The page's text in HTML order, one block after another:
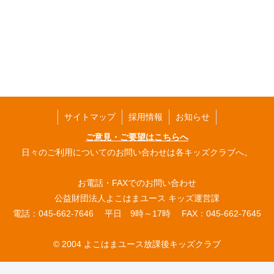
サイトマップ 採用情報 お知らせ
ご意見・ご要望はこちらへ
日々のご利用についてのお問い合わせは各キッズクラブへ。
お電話・FAXでのお問い合わせ
公益財団法人よこはまユース キッズ運営課
電話：045-662-7646 平日 9時～17時 FAX：045-662-7645
© 2004 よこはまユース放課後キッズクラブ